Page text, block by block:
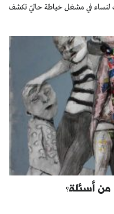
لنساء في مشغل خياطة حاليّ تكشف
من أسئلة؟